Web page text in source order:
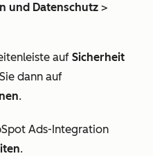
und Datenschutz >
auf Sicherheit
dann auf
.
Ads-Integration
.